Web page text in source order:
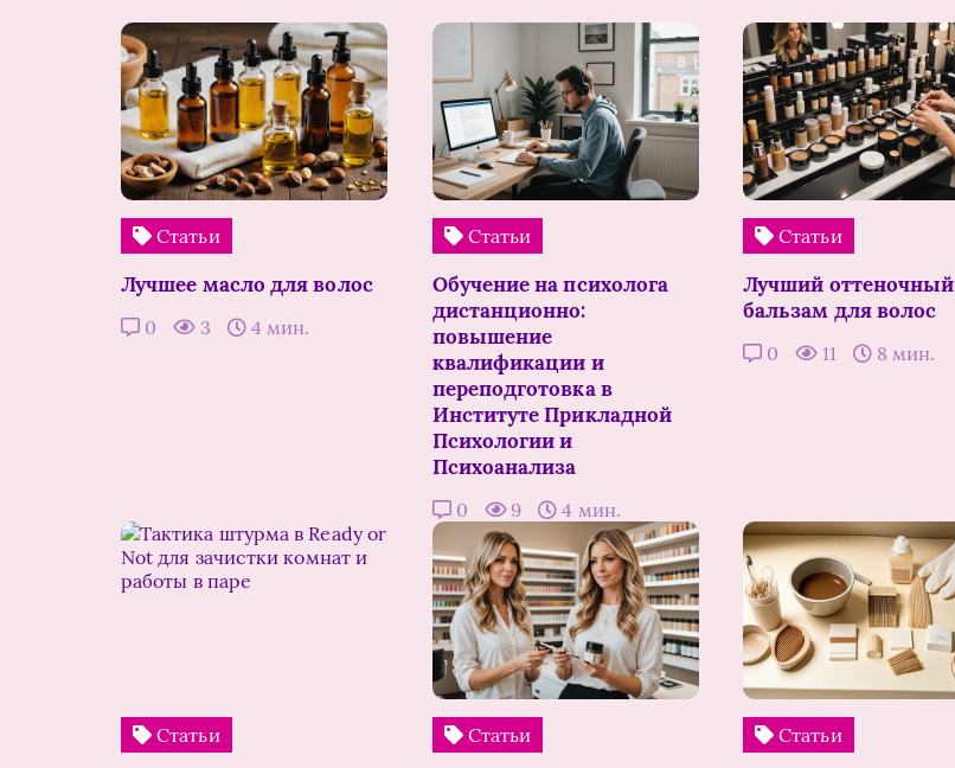
Статьи
Лучшее масло для волос
0 3 4 мин.
Статьи
Обучение на психолога
дистанционно:
повышение
квалификации и
переподготовка в
Институте Прикладной
Психологии и
Психоанализа
0 9 4 мин.
Статьи
Лучший оттеночный
бальзам для волос
0 11 8 мин.
Статьи Статьи Статьи